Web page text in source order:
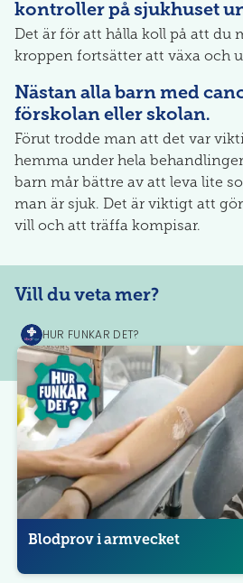
kontroller på sjukhuset
Det är för att hålla koll på att du
kroppen fortsätter att växa och
Nästan alla barn med
förskolan eller skolan.
Förut trodde man att det var
hemma under hela
barn mår bättre av att leva lite
man är sjuk. Det är viktigt att
vill och att träffa kompisar.
Vill du veta mer?
MediPrep
HUR FUNKAR DET?
Blodprov i armvecket